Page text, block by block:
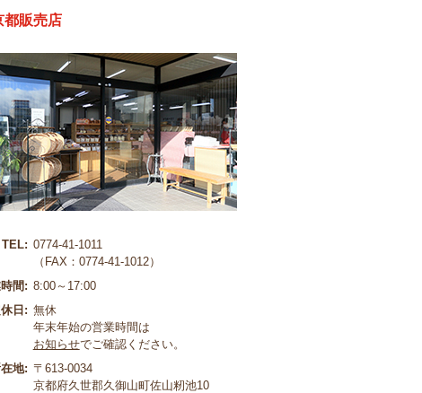
都販売店
TEL: 0774-41-1011
（FAX：0774-41-1012）
間: 8:00～17:00
日: 無休
年末年始の営業時間は
お知らせでご確認ください。
地: 〒613-0034
京都府久世郡久御山町佐山籾池10